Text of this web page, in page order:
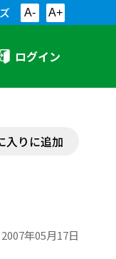
A- A+
ログイン
入りに追加
2007年05月17日